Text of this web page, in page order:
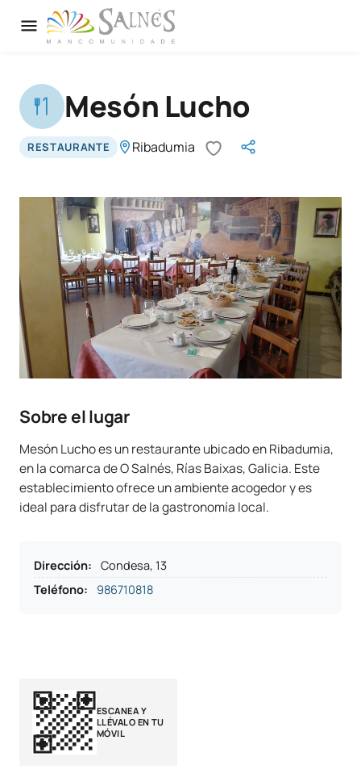
Mesón Lucho
RESTAURANTE Ribadumia
Sobre el lugar
Mesón Lucho es un restaurante ubicado en Ribadumia,
en la comarca de O Salnés, Rías Baixas, Galicia. Este
establecimiento ofrece un ambiente acogedor y es
ideal para disfrutar de la gastronomía local.
Dirección:
Condesa, 13
Teléfono: 986710818
ESCANEA Y
LLÉVALO EN TU
MÓVIL